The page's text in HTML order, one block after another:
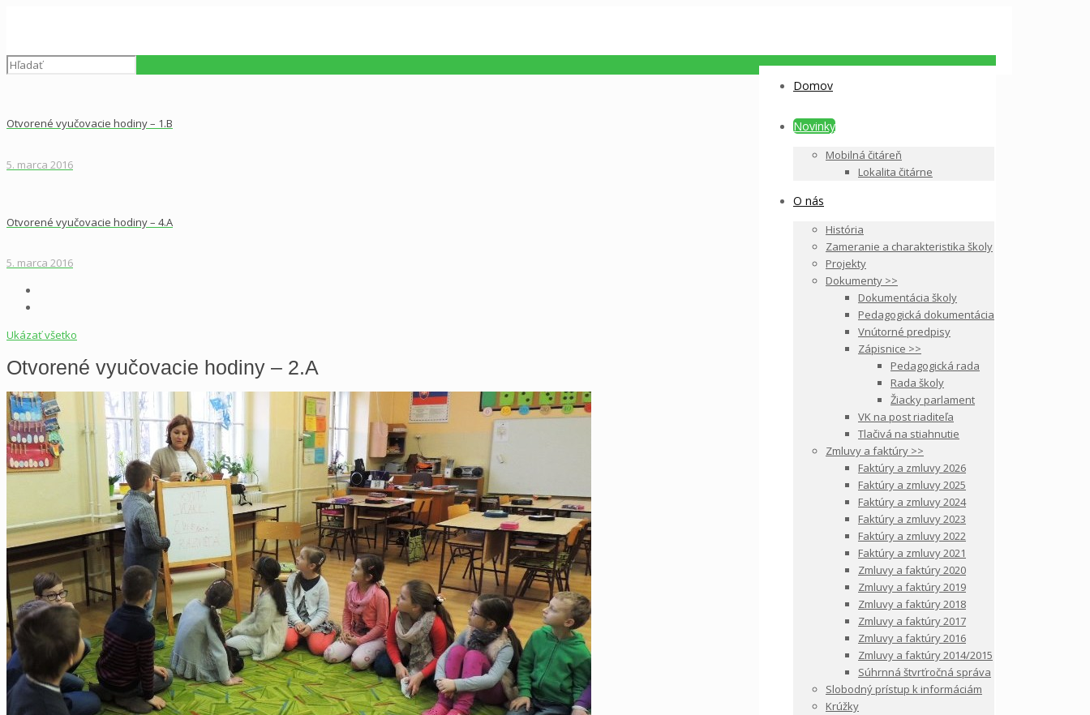
Domov
Novinky
Mobilná čitáreň
Lokalita čitárne
O nás
História
Zameranie a charakteristika školy
Projekty
Dokumenty >>
Dokumentácia školy
Pedagogická dokumentácia
Vnútorné predpisy
Zápisnice >>
Pedagogická rada
Rada školy
Žiacky parlament
VK na post riaditeľa
Tlačivá na stiahnutie
Zmluvy a faktúry >>
Faktúry a zmluvy 2026
Faktúry a zmluvy 2025
Faktúry a zmluvy 2024
Faktúry a zmluvy 2023
Faktúry a zmluvy 2022
Faktúry a zmluvy 2021
Zmluvy a faktúry 2020
Zmluvy a faktúry 2019
Zmluvy a faktúry 2018
Zmluvy a faktúry 2017
Zmluvy a faktúry 2016
Zmluvy a faktúry 2014/2015
Súhrnná štvrťročná správa
Slobodný prístup k informáciám
Krúžky
Otvorené vyučovacie hodiny – 1.B
5. marca 2016
Otvorené vyučovacie hodiny – 4.A
5. marca 2016
Ukázať všetko
Otvorené vyučovacie hodiny – 2.A